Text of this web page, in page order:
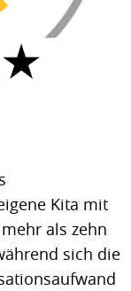
Kita mit
als zehn
sich die